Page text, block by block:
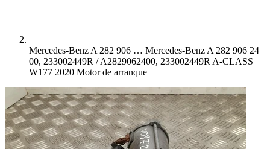
Mercedes-Benz A 282 906 … Mercedes-Benz A 282 906 24
00, 233002449R / A2829062400, 233002449R A-CLASS
W177 2020 Motor de arranque